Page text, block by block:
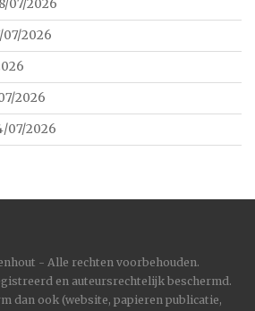
07/2026
2026
2026
07/2026
- Alle rechten voorbehouden.
en auteursrechtelijk beschermd.
dan ook (website, papieren publicatie,